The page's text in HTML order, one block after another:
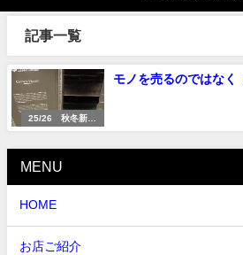
記事一覧
25/26 秋冬新入
荷
モノを売るのではなく
MENU
HOME
お店ご紹介